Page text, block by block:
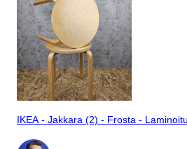
IKEA - Jakkara (2) - Frosta -